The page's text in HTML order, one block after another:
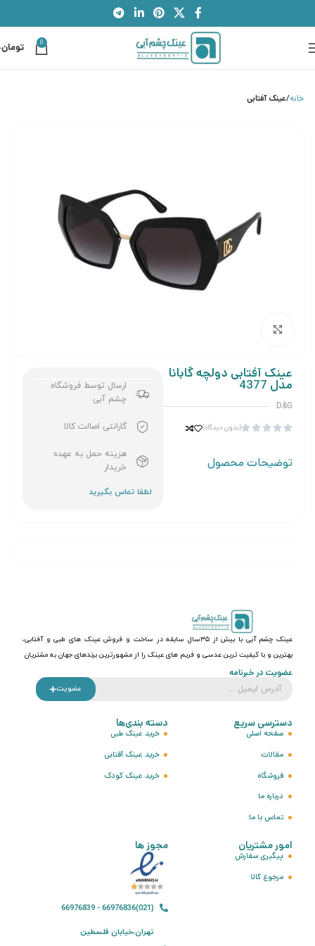
0 تومان
خانه عینک آفتابی
عینک آفتابی دولچه گابانا
مدل 4377
D&G




(بدون دیدگاه)
توضیحات محصول
ارسال توسط فروشگاه
چشم آبی
گارانتی اصالت کالا
هزینه حمل به عهده
خریدار
عینک چشم آبی با بیش از ۳۵سال سابقه در ساخت و فروش عینک های طبی و آفتابی،
بهترین و با کیفیت ترین عدسی و فریم های عینک را از مشهورترین برندهای جهان به مشتریان
عضویت در خبرنامه
عضویت
دسترسی سریع
صفحه اصلی
مقالات
فروشگاه
درباره ما
تماس با ما
دسته بندی‌ها
خرید عینک طبی
خرید عینک آفتابی
خرید عینک کودک
امور مشتریان
پیگیری سفارش
مرجوع کالا
مجوز ها
(021)66976836 - 66976839
تهران،خیابان فلسطین